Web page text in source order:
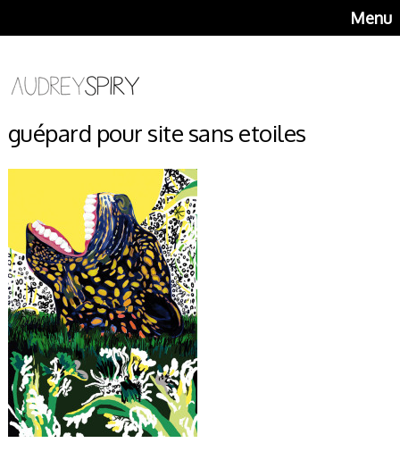
Menu
guépard pour site sans etoiles